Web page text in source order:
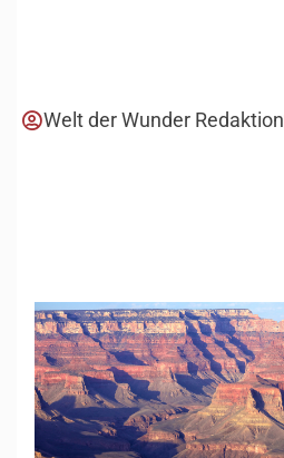
Welt der Wunder Redaktion